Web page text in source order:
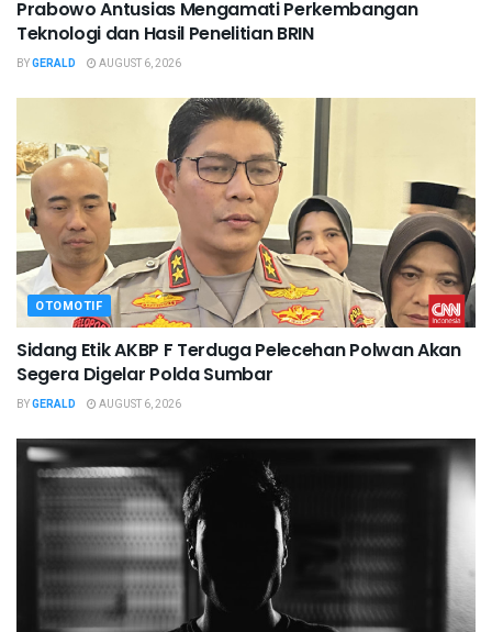
Prabowo Antusias Mengamati Perkembangan
Teknologi dan Hasil Penelitian BRIN
BYGERALD AUGUST 6, 2026
OTOMOTIF
Sidang Etik AKBP F Terduga Pelecehan Polwan Akan
Segera Digelar Polda Sumbar
BYGERALD AUGUST 6, 2026